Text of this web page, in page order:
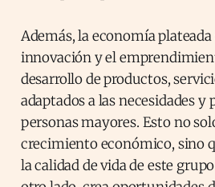
Además, la economía
innovación y el
desarrollo de productos,
adaptados a las necesidades y
personas mayores. Esto no
crecimiento económico, sino
la calidad de vida de este